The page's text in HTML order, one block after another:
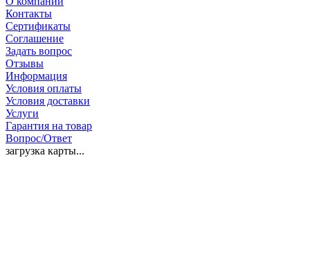
Контакты
Сертификаты
Соглашение
Задать вопрос
Отзывы
Информация
Условия оплаты
Условия доставки
Услуги
Гарантия на товар
Вопрос/Ответ
загрузка карты...